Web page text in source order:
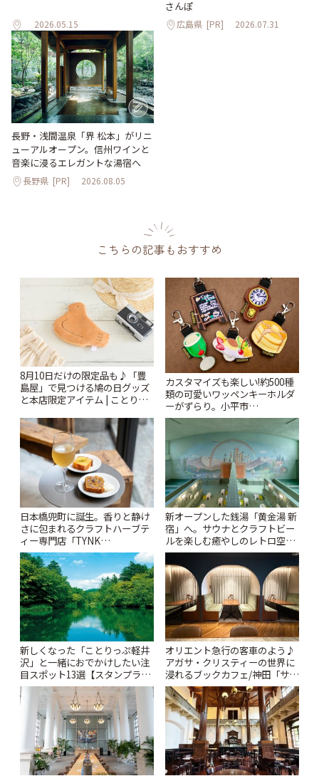
2026.05.15
さんぽ
広島県 [PR] 2026.07.31
長野・浅間温泉「界 松本」がリニ
ューアルオープン。信州ワインと
音楽に浸るエレガントな湯宿へ
長野県 [PR] 2026.08.05
こちらの記事もおすすめ
8月10日だけの限定品も♪「豊
島屋」で見つける鳩の日グッズ
と本店限定アイテム | ことりっ
カスタマイズも楽しい!約500種
類の可愛いワッペンキーホルダ
ーがずらり。小平市
「Kimamaya T&K」 | ことりっ
日本橋兜町に誕生。香りと静け
さに包まれるクラフトハーブテ
ィー専門店「TYNK
Kabutocho」 | ことりっぷ
新オープンした銭湯「黄金湯 新
宿」へ。サウナとクラフトビー
ルを楽しむ癒やしのレトロ空間
| ことりっぷ
新しくなった「ことりっぷ軽井
沢」と一緒におでかけしたい注
目スポット13選【スタンプラリ
ー開催中】 | ことりっぷ
オリエント急行の客車のよう♪
アガサ・クリスティーの世界に
浸れるブックカフェ/神田「サロ
ンクリスティ」 | ことりっぷ